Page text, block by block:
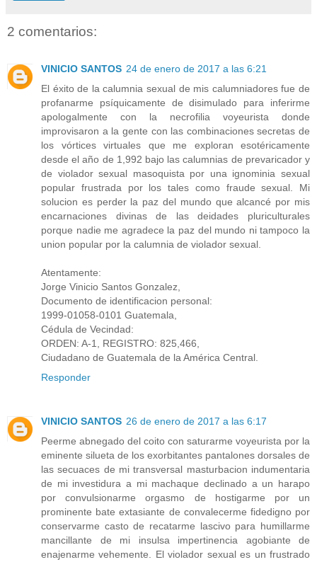
2 comentarios:
VINICIO SANTOS 24 de enero de 2017 a las 6:21
El éxito de la calumnia sexual de mis calumniadores fue de
profanarme psíquicamente de disimulado para inferirme
apologalmente con la necrofilia voyeurista donde
improvisaron a la gente con las combinaciones secretas de
los vórtices virtuales que me exploran esotéricamente
desde el año de 1,992 bajo las calumnias de prevaricador y
de violador sexual masoquista por una ignominia sexual
popular frustrada por los tales como fraude sexual. Mi
solucion es perder la paz del mundo que alcancé por mis
encarnaciones divinas de las deidades pluriculturales
porque nadie me agradece la paz del mundo ni tampoco la
union popular por la calumnia de violador sexual.
Atentamente:
Jorge Vinicio Santos Gonzalez,
Documento de identificacion personal:
1999-01058-0101 Guatemala,
Cédula de Vecindad:
ORDEN: A-1, REGISTRO: 825,466,
Ciudadano de Guatemala de la América Central.
Responder
VINICIO SANTOS 26 de enero de 2017 a las 6:17
Peerme abnegado del coito con saturarme voyeurista por la
eminente silueta de los exorbitantes pantalones dorsales de
las secuaces de mi transversal masturbacion indumentaria
de mi investidura a mi machaque declinado a un harapo
por convulsionarme orgasmo de hostigarme por un
prominente bate extasiante de convalecerme fidedigno por
conservarme casto de recatarme lascivo para humillarme
mancillante de mi insulsa impertinencia agobiante de
enajenarme vehemente. El violador sexual es un frustrado